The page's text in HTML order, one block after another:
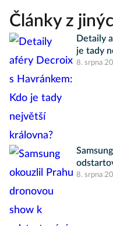
Články z
Detaily
je tady
8. srpna
8. srpna